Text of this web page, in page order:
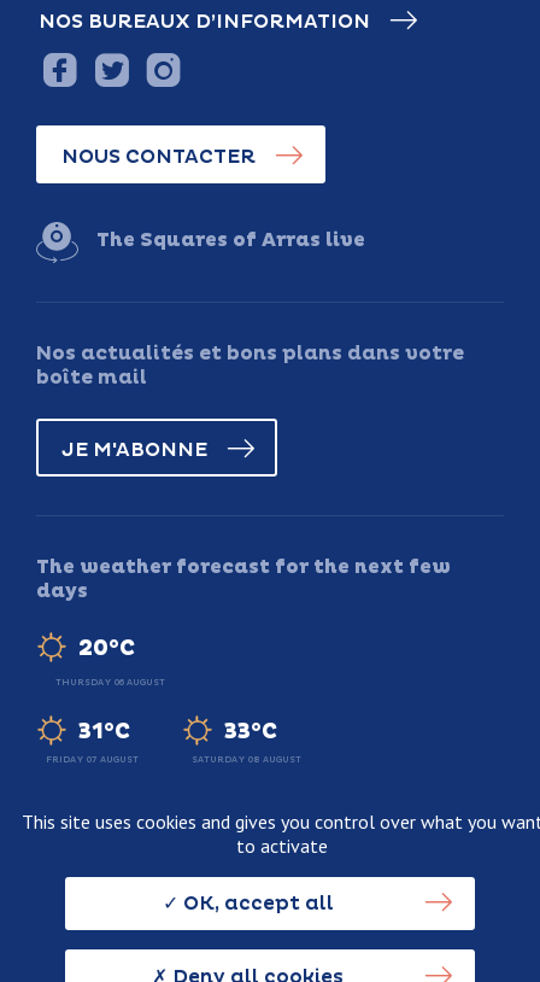
NOS BUREAUX D’INFORMATION
NOUS CONTACTER
The Squares of Arras live
Nos actualités et bons plans dans votre
boîte mail
JE M'ABONNE
The weather forecast for the next few
days
20°C
THURSDAY 06 AUGUST
31°C
FRIDAY 07 AUGUST
33°C
SATURDAY 08 AUGUST
Personnal data usage policy
This site uses cookies and gives you control over what you
to activate
OK, accept all
Deny all cookies